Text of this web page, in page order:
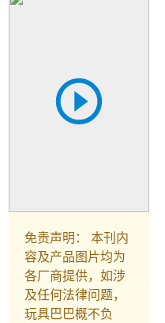
免责声明： 本刊内
容及产品图片均为
各厂商提供，如涉
及任何法律问题，
玩具巴巴概不负